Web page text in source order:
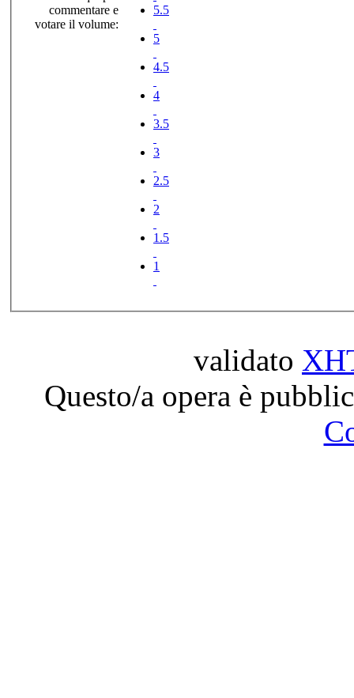
commentare e
votare il volume:
5.5
5
4.5
4
3.5
3
2.5
2
1.5
1
validato
Questo/a opera è